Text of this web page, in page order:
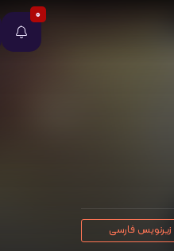
0
زیرنویس فارسی